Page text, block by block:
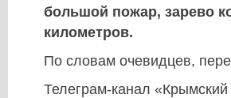
большой пожар, зарево
километров.
По словам очевидцев,
Телеграм-канал